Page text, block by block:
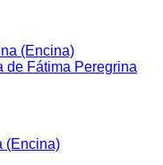
(Encina)